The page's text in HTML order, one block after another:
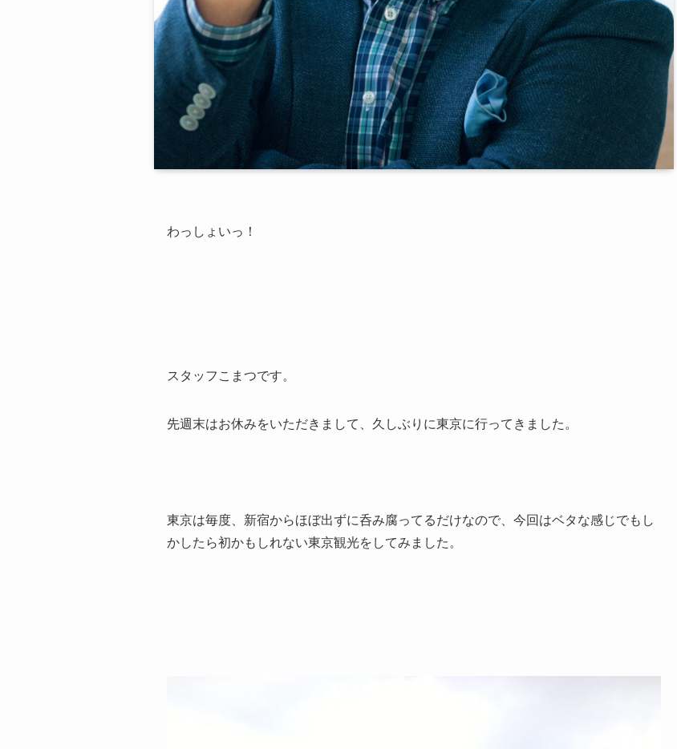
わっしょいっ！
スタッフこまつです。
先週末はお休みをいただきまして、久しぶりに東京に行ってきました。
東京は毎度、新宿からほぼ出ずに呑み腐ってるだけなので、今回はベタな感じでもし
かしたら初かもしれない東京観光をしてみました。